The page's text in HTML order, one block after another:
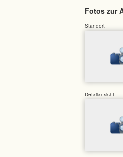
Fotos zur
Standort
Detailansicht